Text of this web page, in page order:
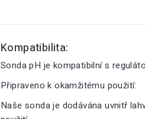
Kompatibilita:
Sonda pH je kompatibilní s
Připraveno k okamžitému použití:
Naše sonda je dodávána uvnitř